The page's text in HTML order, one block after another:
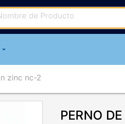
arrow_drop_down
zinc nc-2
PERNO